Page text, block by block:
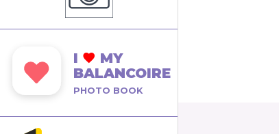
I
MY
BALANCOIRE
PHOTO BOOK